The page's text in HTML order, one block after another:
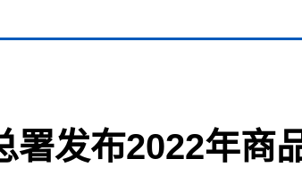
署发布2022年商